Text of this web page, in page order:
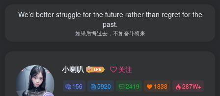
We’d better struggle for the future rather than regret for the
past.
如果后悔过去，不如奋斗将来
小喇叭 关注
156 5920 2419 1838 287W+